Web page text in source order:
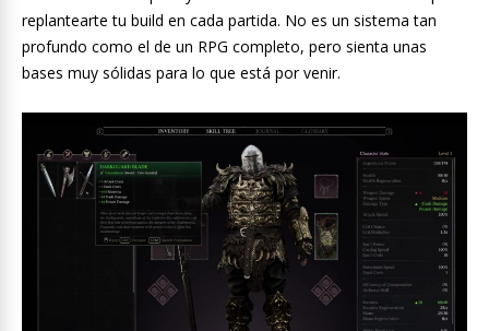
replantearte tu build en cada partida. No es un sistema tan
profundo como el de un RPG completo, pero sienta unas
bases muy sólidas para lo que está por venir.